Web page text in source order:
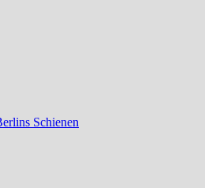
Schienen